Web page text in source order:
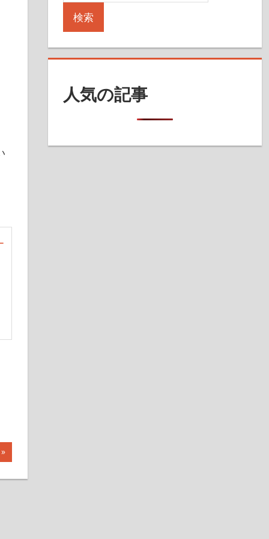
検索
人気の記事